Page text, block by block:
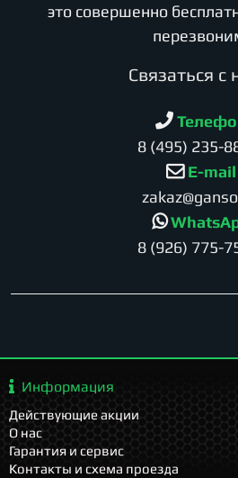
это совершенно
Cвязаться с
8 (495) 235-
E-mail
8 (926) 775-
Информация
Действующие акции
О нас
Гарантия и сервис
Контакты и схема проезда